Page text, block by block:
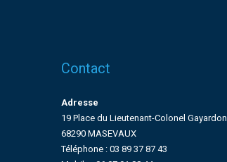
Contact
Adresse
19 Place du Lieutenant-Colonel Gayardon
68290 MASEVAUX
Téléphone : 03 89 37 87 43